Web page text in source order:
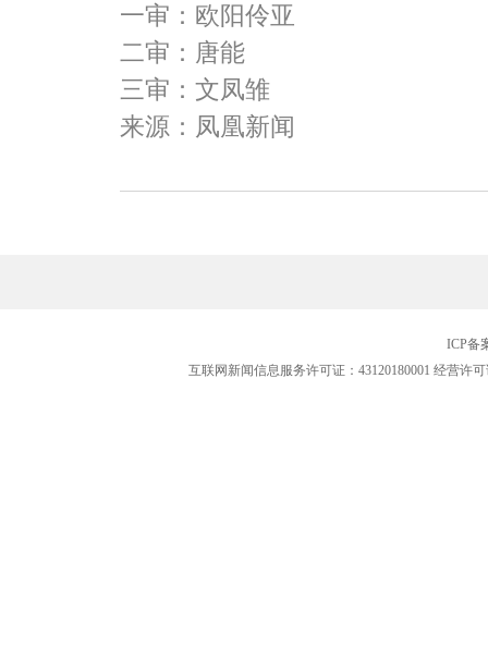
一审：欧阳伶亚
二审：唐能
三审：文凤雏
来源：凤凰新闻
ICP备
互联网新闻信息服务许可证：43120180001 经营许可